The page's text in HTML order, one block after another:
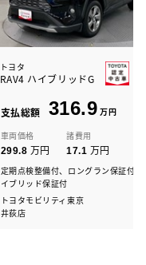
トヨタ
RAV4 ハイブリッドG
支払総額 316.9 万円
車両価格
299.8 万円
諸費用
17.1 万円
定期点検整備付、ロングラン保証付、
イブリッド保証付
トヨタモビリティ東京
井荻店